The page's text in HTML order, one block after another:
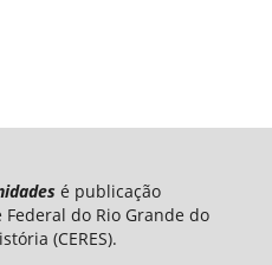
é publicação
do Rio Grande do
(CERES).